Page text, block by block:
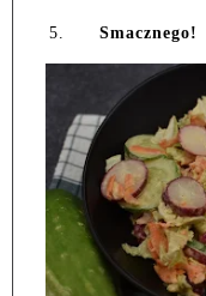
5. Smacznego!